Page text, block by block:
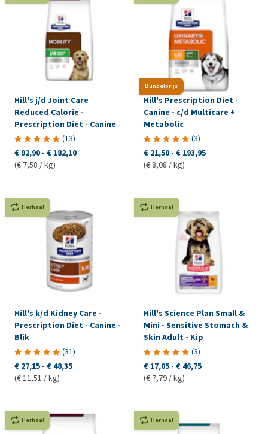
Hill's j/d Joint Care
Reduced Calorie -
Prescription Diet - Canine
(13)
€ 92,90 - € 182,10
(€ 7,58 / kg)
Bundelprijs
Hill's Prescription Diet -
Canine - c/d Multicare +
Metabolic
(3)
€ 21,50 - € 193,95
(€ 8,08 / kg)
Herhaal
Hill's k/d Kidney Care -
Prescription Diet - Canine -
Blik
(31)
€ 27,15 - € 48,35
(€ 11,51 / kg)
Herhaal
Hill's Science Plan Small &
Mini - Sensitive Stomach &
Skin Adult - Kip
(3)
€ 17,05 - € 46,75
(€ 7,79 / kg)
Herhaal Herhaal